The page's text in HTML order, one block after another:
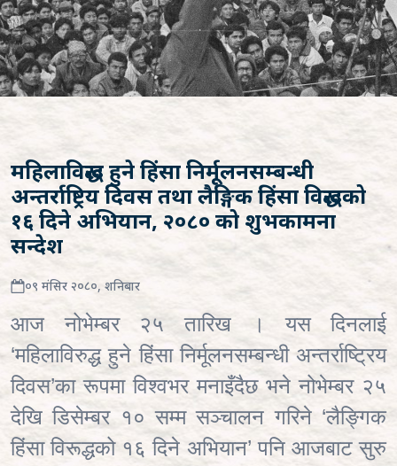
महिलाविरूद्ध हुने हिंसा निर्मूलनसम्बन्धी
अन्तर्राष्ट्रिय दिवस तथा लैङ्गिक हिंसा विरूद्धको
१६ दिने अभियान, २०८० को शुभकामना
सन्देश
०९ मंसिर २०८०, शनिबार
आज नोभेम्बर २५ तारिख । यस दिनलाई
‘महिलाविरुद्ध हुने हिंसा निर्मूलनसम्बन्धी अन्तर्राष्ट्रिय
दिवस’का रूपमा विश्‍वभर मनाइँदैछ भने नोभेम्बर २५
देखि डिसेम्बर १० सम्म सञ्चालन गरिने ‘लैङ्गिक
हिंसा विरूद्धको १६ दिने अभियान’ पनि आजबाट सुरु